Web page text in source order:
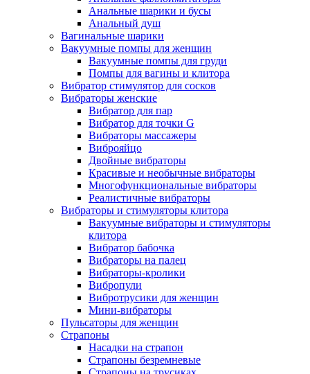
Анальные шарики и бусы
Анальный душ
Вагинальные шарики
Вакуумные помпы для женщин
Вакуумные помпы для груди
Помпы для вагины и клитора
Вибратор стимулятор для сосков
Вибраторы женские
Вибратор для пар
Вибратор для точки G
Вибраторы массажеры
Виброяйцо
Двойные вибраторы
Красивые и необычные вибраторы
Многофункциональные вибраторы
Реалистичные вибраторы
Вибраторы и стимуляторы клитора
Вакуумные вибраторы и стимуляторы
клитора
Вибратор бабочка
Вибраторы на палец
Вибраторы-кролики
Вибропули
Вибротрусики для женщин
Мини-вибраторы
Пульсаторы для женщин
Страпоны
Насадки на страпон
Страпоны безремневые